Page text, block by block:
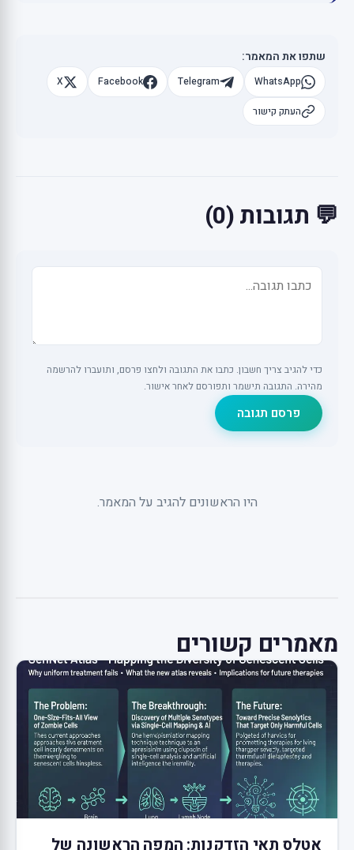
שתפו את המאמר:
WhatsApp
Telegram
Facebook
X
העתק קישור
💬 תגובות (0)
כדי להגיב צריך חשבון. כתבו את התגובה ולחצו פרסם, ותועברו להרשמה
מהירה. התגובה תישמר ותפורסם לאחר אישור.
פרסם תגובה
היו הראשונים להגיב על המאמר.
מאמרים קשורים
אטלס תאי הזדקנות: המפה הראשונה של